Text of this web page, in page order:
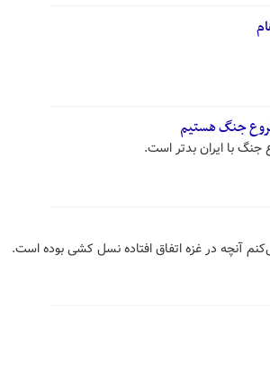
جنگ هستیم
با ایران بدتر است.
آنچه در غزه اتفاق افتاده نسل کشی بوده است.